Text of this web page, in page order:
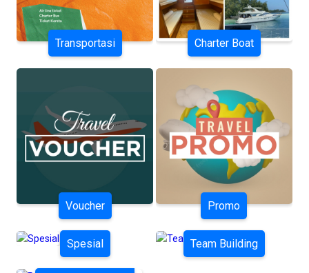
Transportasi Charter Boat
Voucher Promo
Spesial Team Building